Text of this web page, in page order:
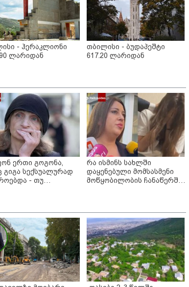
08-08-2026
უნდა
ყველასთვის" -
აფხაზეთის
უწყება
ბარამიძის
მითქვამს,
ან
ეგ
მინახავს და
ფაქტი ვიცი" -
ბარამიძე
კატეგორიის ყველა სიახლე
მდებარე
40-50%-
„ფასები 2-3 წელში
გაორმაგდება“ -
- ჰერაკლიონი
ლარიდან
თბილისი - ბუდაპეშტი
617.20 ლარიდან
ერთი გოგონა,
გიგა სექსუალურად
- თუ
რა ისმინს სახლში
დაყენებული მომსასმენი
მოწყობილობის ჩანაწერში,